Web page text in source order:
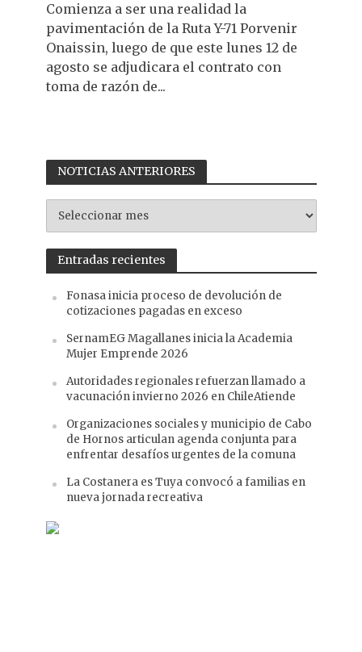
Comienza a ser una realidad la
pavimentación de la Ruta Y-71 Porvenir
Onaissin, luego de que este lunes 12 de
agosto se adjudicara el contrato con
toma de razón de...
NOTICIAS ANTERIORES
ANTERIORES
Entradas recientes
Fonasa inicia proceso de devolución de
cotizaciones pagadas en exceso
SernamEG Magallanes inicia la Academia
Mujer Emprende 2026
Autoridades regionales refuerzan llamado a
vacunación invierno 2026 en ChileAtiende
Organizaciones sociales y municipio de Cabo
de Hornos articulan agenda conjunta para
enfrentar desafíos urgentes de la comuna
La Costanera es Tuya convocó a familias en
nueva jornada recreativa